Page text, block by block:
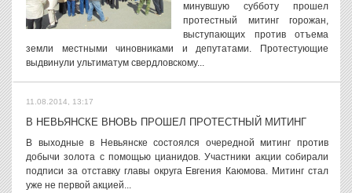
минувшую субботу прошел
протестный митинг горожан,
выступающих против отъема
земли местными чиновниками и депутатами. Протестующие
выдвинули ультиматум свердловскому...
11.08.2014, 13:17
В НЕВЬЯНСКЕ ВНОВЬ ПРОШЕЛ ПРОТЕСТНЫЙ МИТИНГ
В выходные в Невьянске состоялся очередной митинг против
добычи золота с помощью цианидов. Участники акции собирали
подписи за отставку главы округа Евгения Каюмова. Митинг стал
уже не первой акцией...